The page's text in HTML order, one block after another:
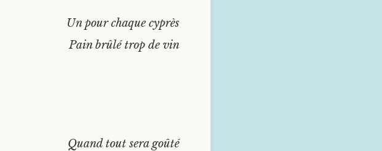
Un pour chaque cyprès
Pain brûlé trop de vin
Quand tout sera goûté